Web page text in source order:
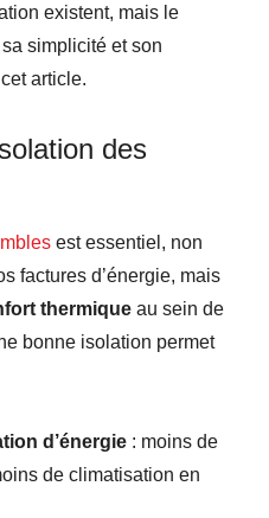
existent, mais le
simplicité et son
article.
des
est essentiel, non
factures d’énergie, mais
thermique au sein de
bonne isolation permet
d’énergie : moins de
de climatisation en